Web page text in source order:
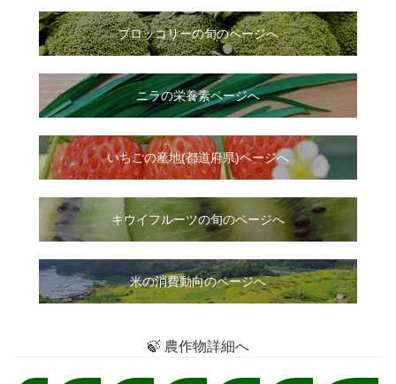
ブロッコリーの旬のページへ
ニラの栄養素ページへ
いちごの産地(都道府県)ページへ
キウイフルーツの旬のページへ
米の消費動向のページへ
🍃 農作物詳細へ